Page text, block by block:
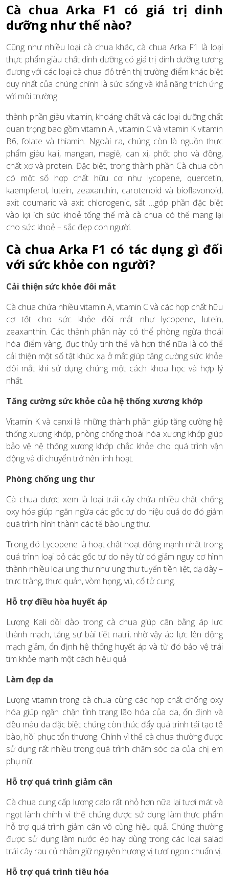
Cà chua Arka F1 có giá trị dinh
dưỡng như thế nào?
Cũng như nhiều loại cà chua khác, cà chua Arka F1 là loại
thực phẩm giàu chất dinh dưỡng có giá trị dinh dưỡng tương
đương với các loại cà chua đỏ trên thị trường điểm khác biệt
duy nhất của chúng chính là sức sống và khả năng thích ứng
với môi trường.
thành phần giàu vitamin, khoáng chất và các loại dưỡng chất
quan trọng bao gồm vitamin A , vitamin C và vitamin K vitamin
B6, folate và thiamin. Ngoài ra, chúng còn là nguồn thực
phẩm giàu kali, mangan, magiê, can xi, phốt pho và đồng,
chất xơ và protein. Đặc biệt, trong thành phần Cà chua còn
có một số hợp chất hữu cơ như lycopene, quercetin,
kaempferol, lutein, zeaxanthin, carotenoid và bioflavonoid,
axit coumaric và axit chlorogenic, sắt …góp phần đặc biệt
vào lợi ích sức khoẻ tổng thể mà cà chua có thể mang lại
cho sức khoẻ – sắc đẹp con người.
Cà chua Arka F1 có tác dụng gì đối
với sức khỏe con người?
Cải thiện sức khỏe đôi mắt
Cà chua chứa nhiều vitamin A, vitamin C và các hợp chất hữu
cơ tốt cho sức khỏe đôi mắt như lycopene, lutein,
zeaxanthin. Các thành phần này có thể phòng ngừa thoái
hóa điểm vàng, đục thủy tinh thể và hơn thế nữa là có thể
cải thiện một số tật khúc xạ ở mắt giúp tăng cường sức khỏe
đôi mắt khi sử dụng chúng một cách khoa học và hợp lý
nhất.
Tăng cường sức khỏe của hệ thống xương khớp
Vitamin K và canxi là những thành phần giúp tăng cường hệ
thống xương khớp, phòng chống thoái hóa xương khớp giúp
bảo vệ hệ thống xương khớp chắc khỏe cho quá trình vận
động và di chuyển trở nên linh hoạt.
Phòng chống ung thư
Cà chua được xem là loại trái cây chứa nhiều chất chống
oxy hóa giúp ngăn ngừa các gốc tự do hiệu quả do đó giảm
quá trình hình thành các tế bào ung thư.
Trong đó Lycopene là hoạt chất hoạt động mạnh nhất trong
quá trình loại bỏ các gốc tự do này từ dó giảm nguy cơ hình
thành nhiều loại ung thư như ung thư tuyến tiền liệt, dạ dày –
trực tràng, thực quản, vòm họng, vú, cổ tử cung.
Hỗ trợ điều hòa huyết áp
Lượng Kali dồi dào trong cà chua giúp cân bằng áp lực
thành mạch, tăng sự bài tiết natri, nhờ vậy áp lực lên động
mạch giảm, ổn định hệ thống huyết áp và từ đó bảo vệ trái
tim khỏe mạnh một cách hiệu quả.
Làm đẹp da
Lượng vitamin trong cà chua cùng các hợp chất chống oxy
hóa giúp ngăn chặn tình trạng lão hóa của da, ổn định và
đều màu da đặc biệt chúng còn thúc đẩy quá trình tái tạo tế
bào, hồi phục tổn thương. Chính vì thế cà chua thường được
sử dụng rất nhiều trong quá trình chăm sóc da của chị em
phụ nữ.
Hỗ trợ quá trình giảm cân
Cà chua cung cấp lượng calo rất nhỏ hơn nữa lại tươi mát và
ngọt lành chính vì thế chúng được sử dụng làm thực phẩm
hỗ trợ quá trình giảm cân vô cùng hiệu quả. Chúng thường
được sử dụng làm nước ép hay dùng trong các loại salad
trái cây rau củ nhằm giữ nguyên hương vị tươi ngon chuẩn vị.
Hỗ trợ quá trình tiêu hóa